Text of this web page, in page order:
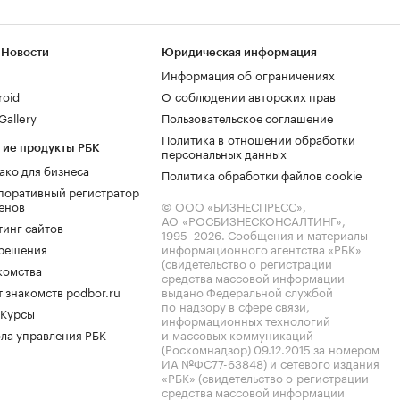
продукты РБК
для бизнеса
регистратор
сайтов
знакомств podbor.ru
управления РБК
Юридическая информация
Информация об ограничениях
О соблюдении авторских прав
Пользовательское соглашение
Политика в отношении обработки
персональных данных
Политика обработки файлов cookie
© ООО «БИЗНЕСПРЕСС»,
АО «РОСБИЗНЕСКОНСАЛТИНГ»,
1995–2026. Сообщения и материалы
информационного агентства «РБК»
(свидетельство о регистрации
средства массовой информации
выдано Федеральной службой
по надзору в сфере связи,
информационных технологий
и массовых коммуникаций
(Роскомнадзор) 09.12.2015 за номером
ИА №ФС77-63848) и сетевого издания
«РБК» (свидетельство о регистрации
средства массовой информации